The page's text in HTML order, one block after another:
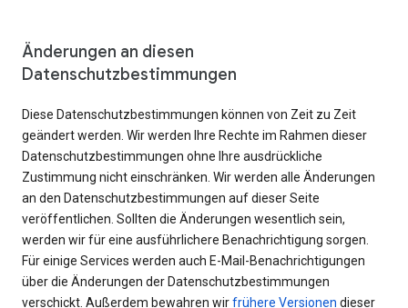
Änderungen an diesen
Datenschutzbestimmungen
Diese Datenschutzbestimmungen können von Zeit zu Zeit
geändert werden. Wir werden Ihre Rechte im Rahmen dieser
Datenschutzbestimmungen ohne Ihre ausdrückliche
Zustimmung nicht einschränken. Wir werden alle Änderungen
an den Datenschutzbestimmungen auf dieser Seite
veröffentlichen. Sollten die Änderungen wesentlich sein,
werden wir für eine ausführlichere Benachrichtigung sorgen.
Für einige Services werden auch E-Mail-Benachrichtigungen
über die Änderungen der Datenschutzbestimmungen
verschickt. Außerdem bewahren wirfrühere Versionen dieser